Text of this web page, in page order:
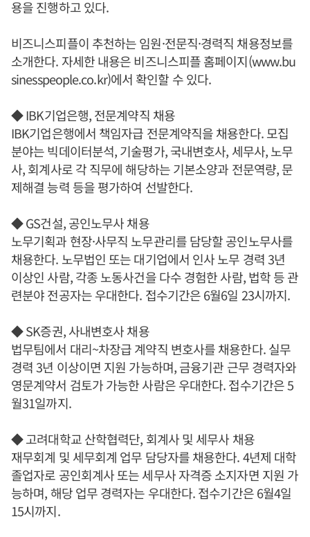
용을 진행하고 있다.
비즈니스피플이 추천하는 임원·전문직·경력직 채용정보를
소개한다. 자세한 내용은 비즈니스피플 홈페이지(www.bu
sinesspeople.co.kr)에서 확인할 수 있다.
◆ IBK기업은행, 전문계약직 채용
IBK기업은행에서 책임자급 전문계약직을 채용한다. 모집
분야는 빅데이터분석, 기술평가, 국내변호사, 세무사, 노무
사, 회계사로 각 직무에 해당하는 기본소양과 전문역량, 문
제해결 능력 등을 평가하여 선발한다.
◆ GS건설, 공인노무사 채용
노무기획과 현장·사무직 노무관리를 담당할 공인노무사를
채용한다. 노무법인 또는 대기업에서 인사 노무 경력 3년
이상인 사람, 각종 노동사건을 다수 경험한 사람, 법학 등 관
련분야 전공자는 우대한다. 접수기간은 6월6일 23시까지.
◆ SK증권, 사내변호사 채용
법무팀에서 대리~차장급 계약직 변호사를 채용한다. 실무
경력 3년 이상이면 지원 가능하며, 금융기관 근무 경력자와
영문계약서 검토가 가능한 사람은 우대한다. 접수기간은 5
월31일까지.
◆ 고려대학교 산학협력단, 회계사 및 세무사 채용
재무회계 및 세무회계 업무 담당자를 채용한다. 4년제 대학
졸업자로 공인회계사 또는 세무사 자격증 소지자면 지원 가
능하며, 해당 업무 경력자는 우대한다. 접수기간은 6월4일
15시까지.